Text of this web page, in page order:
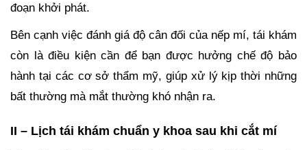
đoạn khởi phát.
Bên cạnh việc đánh giá độ cân đối của nếp mí, tái khám
còn là điều kiện cần để bạn được hưởng chế độ bảo
hành tại các cơ sở thẩm mỹ, giúp xử lý kịp thời những
bất thường mà mắt thường khó nhận ra.
II – Lịch tái khám chuẩn y khoa sau khi cắt mí